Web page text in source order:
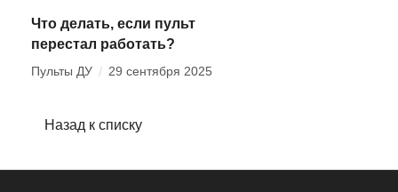
Что делать, если пульт
перестал работать?
Пульты ДУ / 29 сентября 2025
Назад к списку